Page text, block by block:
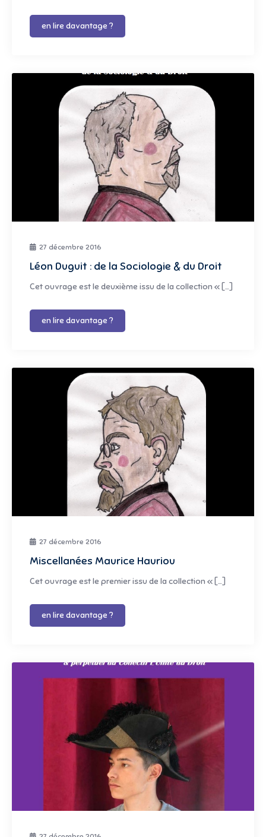
en lire davantage ?
27 décembre 2016
Léon Duguit : de la Sociologie & du Droit
Cet ouvrage est le deuxième issu de la collection « […]
en lire davantage ?
27 décembre 2016
Miscellanées Maurice Hauriou
Cet ouvrage est le premier issu de la collection « […]
en lire davantage ?